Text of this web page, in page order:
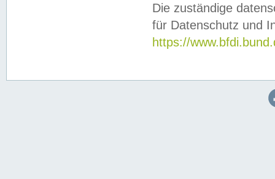
Die zuständige
für Datenschutz und
https://